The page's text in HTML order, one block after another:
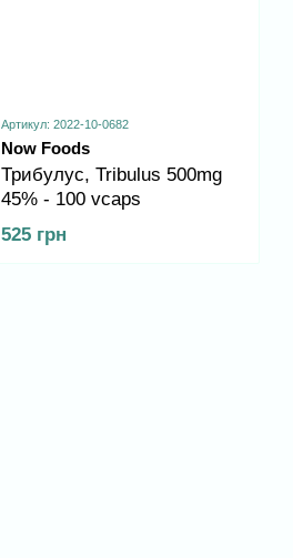
Артикул: 2022-10-0682
Now Foods
Трибулус, Tribulus 500mg
45% - 100 vcaps
525 грн